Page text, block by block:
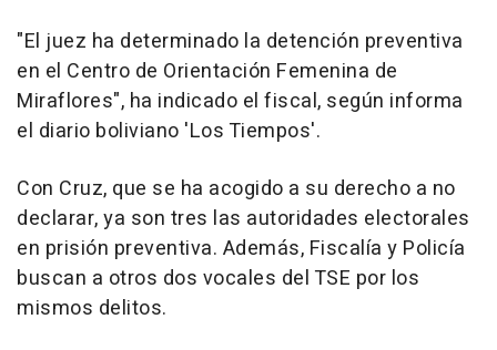
"El juez ha determinado la detención preventiva
en el Centro de Orientación Femenina de
Miraflores", ha indicado el fiscal, según informa
el diario boliviano 'Los Tiempos'.
Con Cruz, que se ha acogido a su derecho a no
declarar, ya son tres las autoridades electorales
en prisión preventiva. Además, Fiscalía y Policía
buscan a otros dos vocales del TSE por los
mismos delitos.